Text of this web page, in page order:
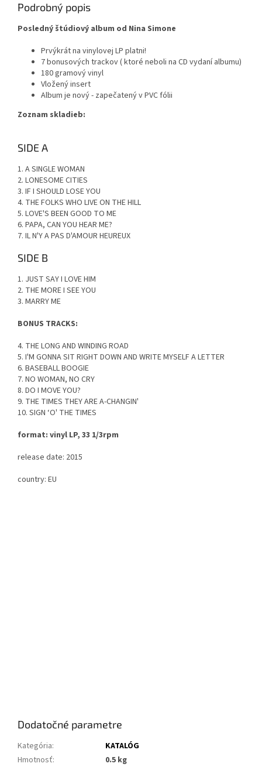
Podrobný popis
Posledný štúdiový album od Nina Simone
Prvýkrát na vinylovej LP platni!
7 bonusových trackov ( ktoré neboli na CD vydaní albumu)
180 gramový vinyl
Vložený insert
Album je nový - zapečatený v PVC fólii
Zoznam skladieb:
SIDE A
1. A SINGLE WOMAN
2. LONESOME CITIES
3. IF I SHOULD LOSE YOU
4. THE FOLKS WHO LIVE ON THE HILL
5. LOVE'S BEEN GOOD TO ME
6. PAPA, CAN YOU HEAR ME?
7. IL N'Y A PAS D'AMOUR HEUREUX
SIDE B
1. JUST SAY I LOVE HIM
2. THE MORE I SEE YOU
3. MARRY ME
BONUS TRACKS:
4. THE LONG AND WINDING ROAD
5. I'M GONNA SIT RIGHT DOWN AND WRITE MYSELF A LETTER
6. BASEBALL BOOGIE
7. NO WOMAN, NO CRY
8. DO I MOVE YOU?
9. THE TIMES THEY ARE A-CHANGIN'
10. SIGN ‘O' THE TIMES
format: vinyl LP, 33 1/3rpm
release date: 2015
country: EU
Dodatočné parametre
Kategória:
KATALÓG
Hmotnosť:
0.5 kg